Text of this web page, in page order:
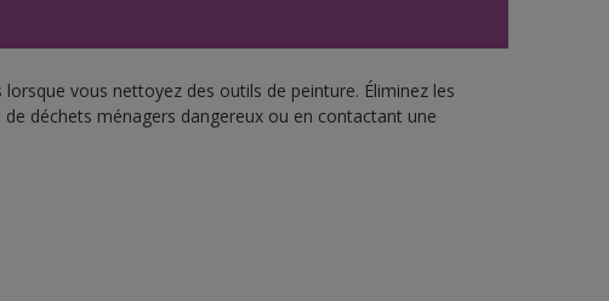
vous nettoyez des outils de peinture. Éliminez les
déchets ménagers dangereux ou en contactant une